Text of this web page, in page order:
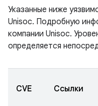
Указанные ниже
Unisoc. Подробную
компании Unisoc.
определяется
CVE Ссылки